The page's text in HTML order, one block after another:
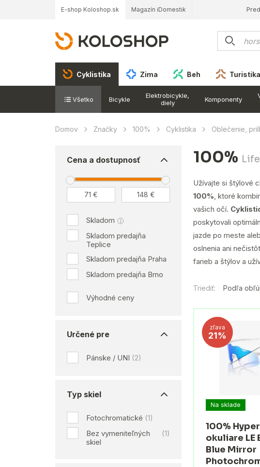
E-shop Koloshop.sk Magazín iDomestik
Cyklistika Zima Beh Turistika
Všetko Bicykle
Elektrobicykle,
diely
Komponenty
Domov Značky 100% Cyklistika Oblečenie,
Cena a dostupnosť
Skladom
Skladom predajňa
Teplice
Skladom predajňa Praha
Skladom predajňa Brno
Výhodné ceny
Určené pre
Pánske / UNI (2)
Typ skiel
Fotochromatické (1)
Bez vymeniteľných
skiel
(1)
100%
Užívajte si štýlové
100%, ktoré
vašich očí.
poskytovali
jazde po meste
oslnenia ani
farieb a štýlov a
Triediť: Podľa
zľava
21%
Na sklade
100%
okuliare LE
Blue Mirror